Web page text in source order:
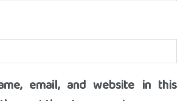
email, and website in this